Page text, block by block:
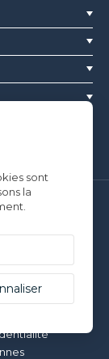
900
contractuelles
sont
la